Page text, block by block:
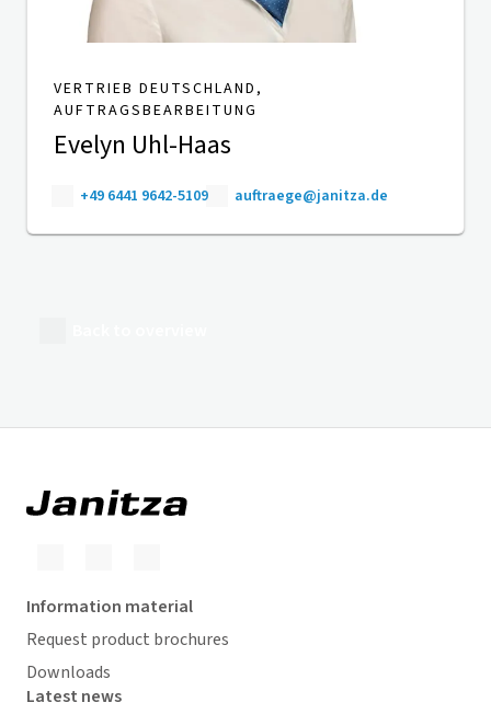
VERTRIEB DEUTSCHLAND,
AUFTRAGSBEARBEITUNG
Evelyn Uhl-Haas
+49 6441 9642-5109 auftraege@janitza.de
Information material
Request product brochures
Downloads
Latest news